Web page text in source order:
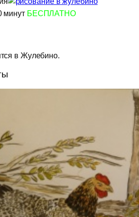
минут БЕСПЛАТНО
в Жулебино.